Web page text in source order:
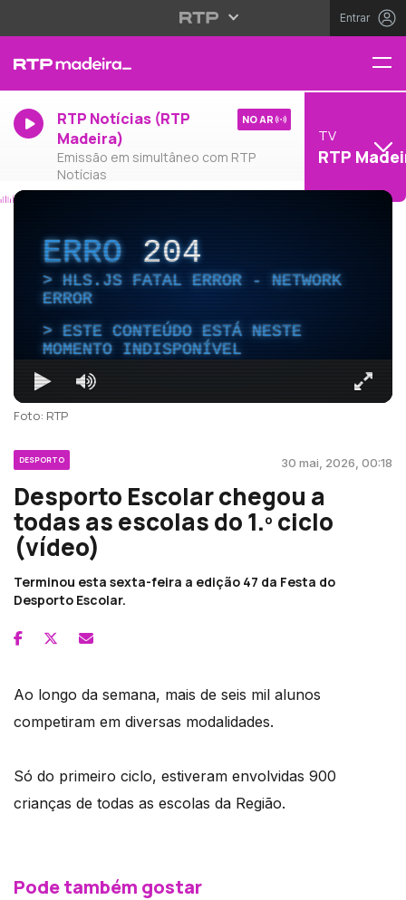
Entrar
RTP Notícias (RTP
Madeira)
Emissão em simultâneo com RTP
Notícias
NO AR
TV
RTP
ERRO204
HLS.JS FATAL ERROR - NETWORK
ERROR
ESTE CONTEÚDO ESTÁ NESTE
MOMENTO INDISPONÍVEL
Foto: RTP
DESPORTO 30 mai, 2026, 00:18
Desporto Escolar chegou a
todas as escolas do 1.º ciclo
(vídeo)
Terminou esta sexta-feira a edição 47 da Festa do
Desporto Escolar.
Ao longo da semana, mais de seis mil alunos
competiram em diversas modalidades.
Só do primeiro ciclo, estiveram envolvidas 900
crianças de todas as escolas da Região.
Pode também gostar